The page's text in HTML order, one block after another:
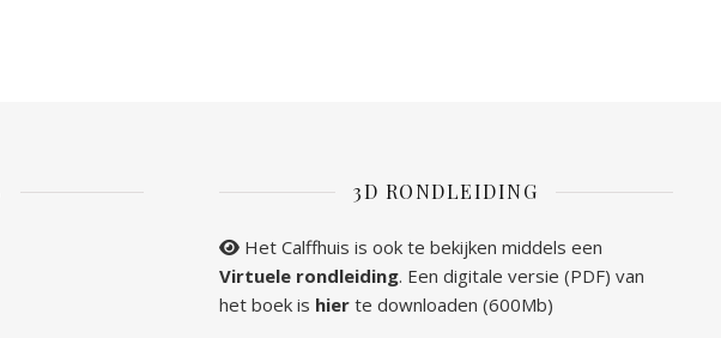
3D RONDLEIDING
Het Calffhuis is ook te bekijken middels een
Virtuele rondleiding. Een digitale versie (PDF) van
het boek is hierte downloaden (600Mb)